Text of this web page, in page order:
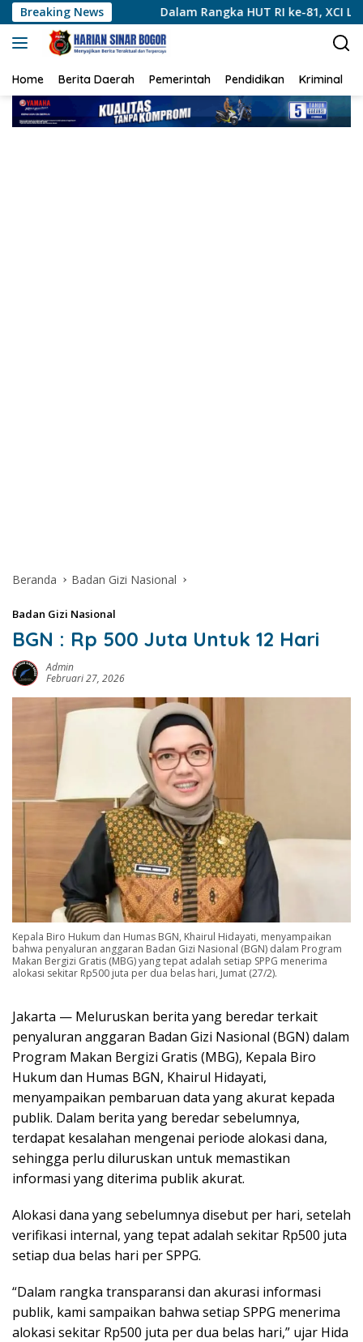
Langsung
ke
konten
Breaking NewsDalam Rangka HUT RI ke-81, XCI Lancang Kuning
Home Berita Daerah Pemerintah Pendidikan Kriminal
Beranda Badan Gizi Nasional
Badan Gizi Nasional
BGN : Rp 500 Juta Untuk 12 Hari
Admin
Februari 27, 2026
Kepala Biro Hukum dan Humas BGN, Khairul Hidayati, menyampaikan
bahwa penyaluran anggaran Badan Gizi Nasional (BGN) dalam Program
Makan Bergizi Gratis (MBG) yang tepat adalah setiap SPPG menerima
alokasi sekitar Rp500 juta per dua belas hari, Jumat (27/2).
Jakarta — Meluruskan berita yang beredar terkait
penyaluran anggaran Badan Gizi Nasional (BGN) dalam
Program Makan Bergizi Gratis (MBG), Kepala Biro
Hukum dan Humas BGN, Khairul Hidayati,
menyampaikan pembaruan data yang akurat kepada
publik. Dalam berita yang beredar sebelumnya,
terdapat kesalahan mengenai periode alokasi dana,
sehingga perlu diluruskan untuk memastikan
informasi yang diterima publik akurat.
Alokasi dana yang sebelumnya disebut per hari, setelah
verifikasi internal, yang tepat adalah sekitar Rp500 juta
setiap dua belas hari per SPPG.
“Dalam rangka transparansi dan akurasi informasi
publik, kami sampaikan bahwa setiap SPPG menerima
alokasi sekitar Rp500 juta per dua belas hari,” ujar Hida